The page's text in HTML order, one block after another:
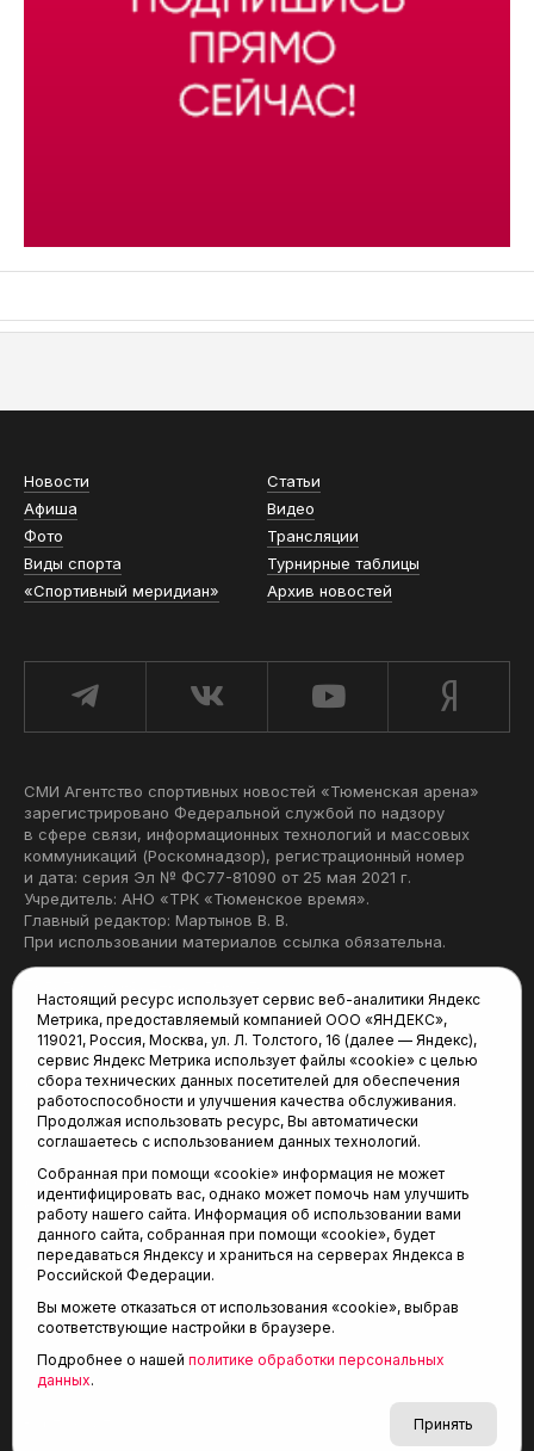
Новости
Статьи
Афиша
Видео
Фото
Трансляции
Виды спорта
Турнирные таблицы
«Спортивный меридиан»
Архив новостей
СМИ Агентство спортивных новостей «Тюменская арена»
зарегистрировано Федеральной службой по надзору
в сфере связи, информационных технологий и массовых
коммуникаций (Роскомнадзор), регистрационный номер
и дата: серия Эл № ФС77-81090 от 25 мая 2021 г.
Учредитель: АНО «ТРК «Тюменское время».
Главный редактор: Мартынов В. В.
При использовании материалов ссылка обязательна.
Редакция:
625035, Тюмень, пр. Геологоразведчиков, 28А
(3452) 68-22-28
tum-arena@mail.ru
Отдел продаж:
(3452) 68-89-78
kotovaev@sibinformburo.ru
© 2001-2026 Агентство спортивных новостей
Настоящий ресурс использует сервис веб-аналитики Яндекс
Метрика, предоставляемый компанией ООО «ЯНДЕКС»,
119021, Россия, Москва, ул. Л. Толстого, 16 (далее — Яндекс),
сервис Яндекс Метрика использует файлы «cookie» с целью
сбора технических данных посетителей для обеспечения
работоспособности и улучшения качества обслуживания.
Продолжая использовать ресурс, Вы автоматически
соглашаетесь с использованием данных технологий.
Собранная при помощи «cookie» информация не может
идентифицировать вас, однако может помочь нам улучшить
работу нашего сайта. Информация об использовании вами
данного сайта, собранная при помощи «cookie», будет
передаваться Яндексу и храниться на серверах Яндекса в
Российской Федерации.
Вы можете отказаться от использования «cookie», выбрав
соответствующие настройки в браузере.
Подробнее о нашей политике обработки персональных
данных.
Принять